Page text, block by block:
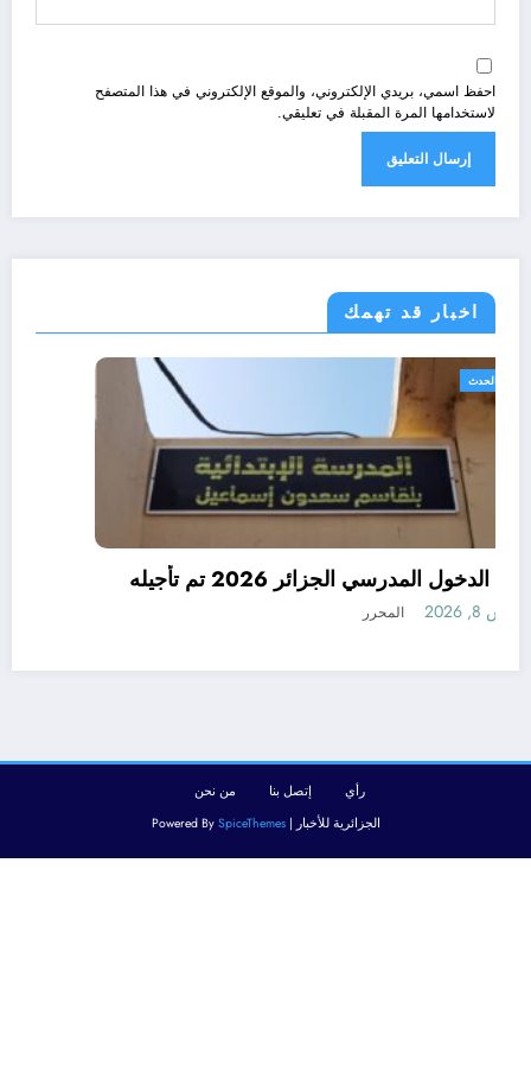
احفظ اسمي، بريدي الإلكتروني، والموقع الإلكتروني في هذا المتصفح
لاستخدامها المرة المقبلة في تعليقي.
اخبار قد تهمك
الجزائر الحدث
رسميا الدخول المدرسي الجزائر 2026 تم تأجيله
أغسطس 8, 2026
رأي إتصل بنا
من نحن
الجزائرية للأخبار | Powered BySpiceThemes